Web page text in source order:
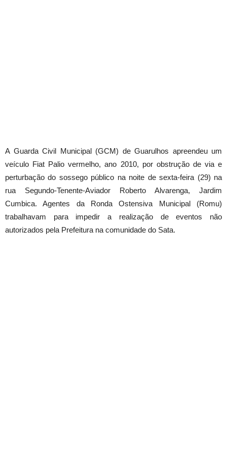
A Guarda Civil Municipal (GCM) de Guarulhos apreendeu um
veículo Fiat Palio vermelho, ano 2010, por obstrução de via e
perturbação do sossego público na noite de sexta-feira (29) na
rua Segundo-Tenente-Aviador Roberto Alvarenga, Jardim
Cumbica. Agentes da Ronda Ostensiva Municipal (Romu)
trabalhavam para impedir a realização de eventos não
autorizados pela Prefeitura na comunidade do Sata.